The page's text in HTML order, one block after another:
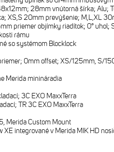
28mm vnútorná šírka;
XS,S 20mm prevýšenie; M,L,XL
priemer objímky riadítok; 0° uhol;
rámu
so systémom Blocklock
0mm offset; XS/125mm, S/
Merida minináradia
3C EXO MaxxTerra
TR 3C EXO MaxxTerra
Merida Custom Mount
XE integrované v Merida MIK HD